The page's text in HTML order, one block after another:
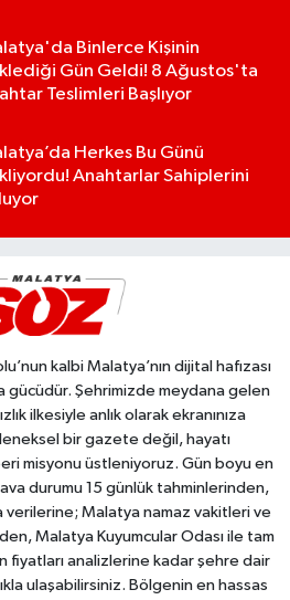
Binlerce Kişinin
Gün Geldi! 8 Ağustos'ta
Teslimleri Başlıyor
Herkes Bu Günü
Anahtarlar Sahiplerini
kalbi Malatya’nın dijital hafızası
gücüdür. Şehrimizde meydana gelen
ilkesiyle anlık olarak ekranınıza
bir gazete değil, hayatı
misyonu üstleniyoruz. Gün boyu en
durumu 15 günlük tahminlerinden,
verilerine; Malatya namaz vakitleri ve
Malatya Kuyumcular Odası ile tam
fiyatları analizlerine kadar şehre dair
ulaşabilirsiniz. Bölgenin en hassas